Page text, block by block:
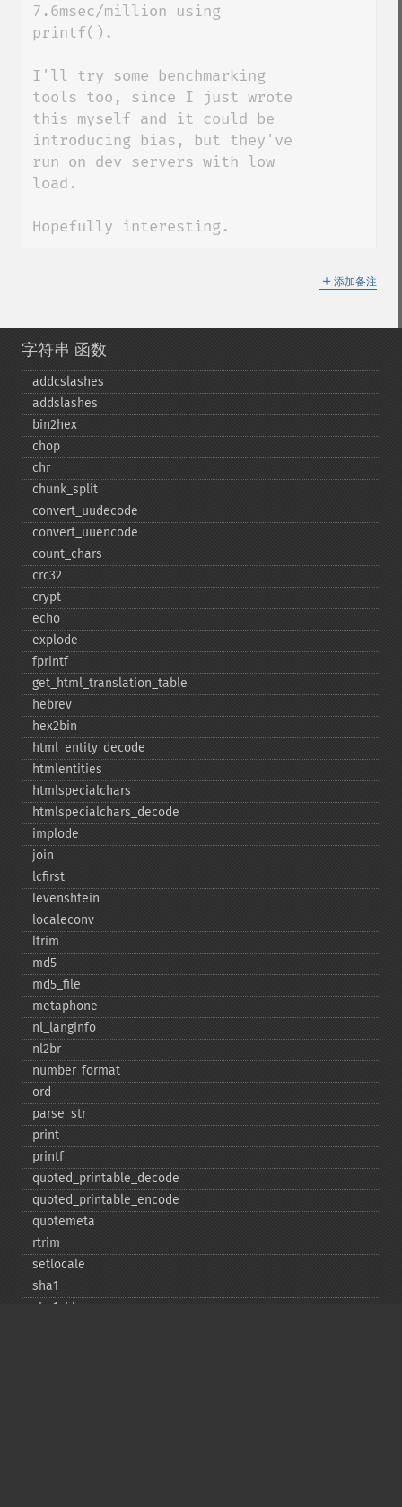
7.6msec/million using
printf().
I'll try some benchmarking
tools too, since I just wrote
this myself and it could be
introducing bias, but they've
run on dev servers with low
load.
Hopefully interesting.
＋ 添加备注
字符串 函数
addcslashes
addslashes
bin2hex
chop
chr
chunk_​split
convert_​uudecode
convert_​uuencode
count_​chars
crc32
crypt
echo
explode
fprintf
get_​html_​translation_​table
hebrev
hex2bin
html_​entity_​decode
htmlentities
htmlspecialchars
htmlspecialchars_​decode
implode
join
lcfirst
levenshtein
localeconv
ltrim
md5
md5_​file
metaphone
nl_​langinfo
nl2br
number_​format
ord
parse_​str
print
printf
quoted_​printable_​decode
quoted_​printable_​encode
quotemeta
rtrim
setlocale
sha1
sha1_​file